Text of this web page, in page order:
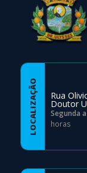
LOCALIZAÇÃO Rua
Doutor
Segunda
horas